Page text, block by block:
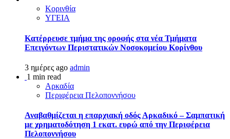
Κορινθία
ΥΓΕΙΑ
Kατέρρευσε τμήμα της οροφής στα νέα Τμήματα
Επειγόντων Περιστατικών Νοσοκομείου Κορίνθου
3 ημέρες ago admin
1 min read
Αρκαδία
Περιφέρεια Πελοποννήσου
Αναβαθμίζεται η επαρχιακή οδός Αρκαδικό – Σαμπατική
με χρηματοδότηση 1 εκατ. ευρώ από την Περιφέρεια
Πελοποννήσου